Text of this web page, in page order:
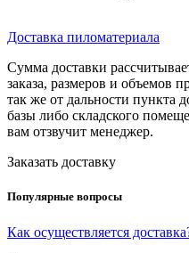
Доставка пиломатериала
Сумма доставки
заказа, размеров и объемов
так же от дальности пункта
базы либо складского
вам отзвучит менеджер.
Заказать доставку
Популярные вопросы
Как осуществляется